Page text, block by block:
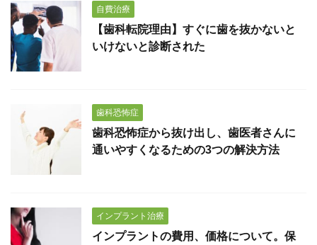
自費治療
【歯科転院理由】すぐに歯を抜かないと
いけないと診断された
歯科恐怖症
歯科恐怖症から抜け出し、歯医者さんに
通いやすくなるための3つの解決方法
インプラント治療
インプラントの費用、価格について。保